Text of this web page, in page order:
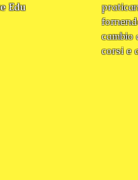
Edu
cambio
corsi e